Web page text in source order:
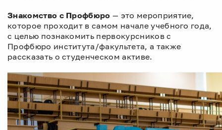
Знакомство с Профбюро — это мероприятие,
которое проходит в самом начале учебного года,
с целью познакомить первокурсников с
Профбюро института/факультета, а также
рассказать о студенческом активе.